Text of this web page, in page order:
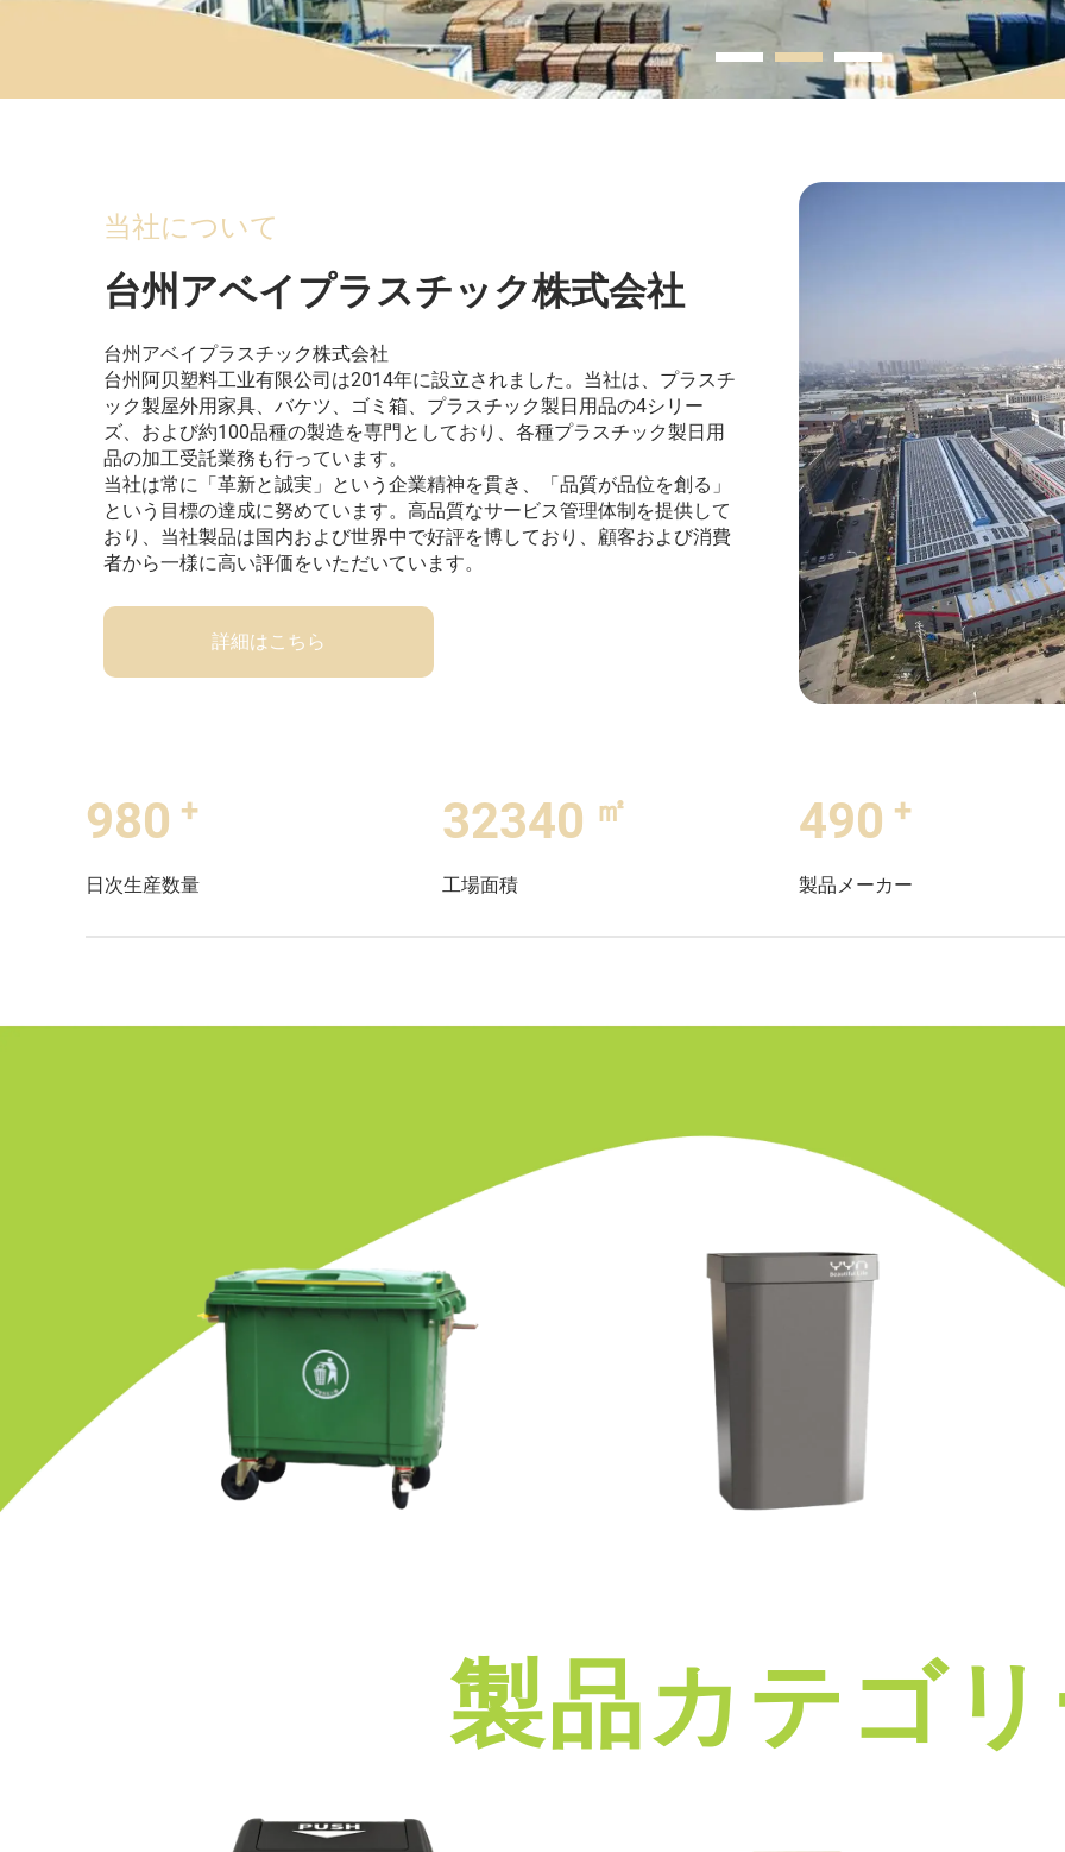
当社について
台州アベイプラスチック株式会社
台州アベイプラスチック株式会社
台州阿贝塑料工业有限公司は2014年に設立されました。当社は、プラスチ
ック製屋外用家具、バケツ、ゴミ箱、プラスチック製日用品の4シリー
ズ、および約100品種の製造を専門としており、各種プラスチック製日用
品の加工受託業務も行っています。
当社は常に「革新と誠実」という企業精神を貫き、「品質が品位を創る」
という目標の達成に努めています。高品質なサービス管理体制を提供して
おり、当社製品は国内および世界中で好評を博しており、顧客および消費
者から一様に高い評価をいただいています。
詳細はこちら
1000
日次生産数量
33000 ㎡
工場面積
500 +
製品メーカー
製品カテゴ